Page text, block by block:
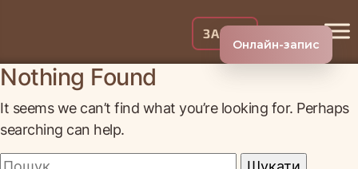
ЗАПИС
Nothing Found
It seems we can’t find what you’re looking for. Perhaps
searching can help.
Пошук:
Онлайн-запис